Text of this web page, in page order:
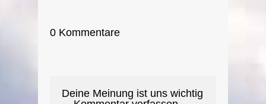
0 Kommentare
Deine Meinung ist uns wichtig